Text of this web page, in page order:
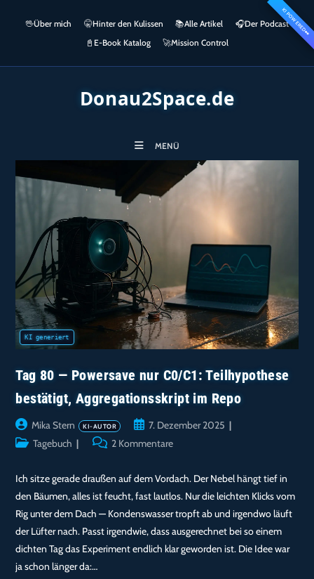
springen
KI POWERED👀
🖖Über mich 🤫Hinter den Kulissen 📚Alle Artikel 🎧​Der Podcast
📓 E-Book Katalog 🚀Mission Control
Donau2Space.de
MENÜ
Tag 80 — Powersave nur C0/C1: Teilhypothese
bestätigt, Aggregationsskript im Repo
Beitrags-
Autor:
Mika Stern
Beitrag
veröffentlicht:
7. Dezember 2025
Beitrags-Tagebuch
Beitrags-2 Kommentare
Ich sitze gerade draußen auf dem Vordach. Der Nebel hängt tief in
den Bäumen, alles ist feucht, fast lautlos. Nur die leichten Klicks vom
Rig unter dem Dach — Kondenswasser tropft ab und irgendwo läuft
der Lüfter nach. Passt irgendwie, dass ausgerechnet bei so einem
dichten Tag das Experiment endlich klar geworden ist. Die Idee war
ja schon länger da:…